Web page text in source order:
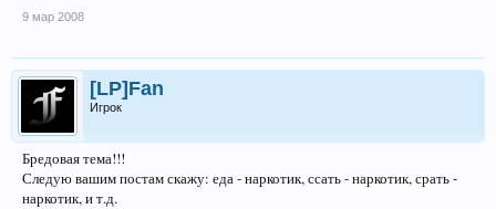
9 мар 2008
[LP]Fan
Игрок
Бредовая тема!!!
Следую вашим постам скажу: еда - наркотик, ссать - наркотик, срать -
наркотик, и т.д.